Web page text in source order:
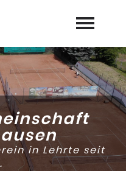
in Lehrte seit